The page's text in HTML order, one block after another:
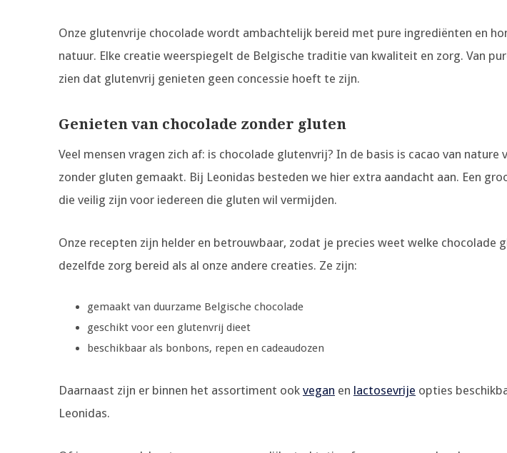
Onze glutenvrije chocolade wordt ambachtelijk bereid met pure ingrediënten en
natuur. Elke creatie weerspiegelt de Belgische traditie van kwaliteit en zorg. Van
zien dat glutenvrij genieten geen concessie hoeft te zijn.
Genieten van chocolade zonder gluten
Veel mensen vragen zich af: is chocolade glutenvrij? In de basis is cacao van
zonder gluten gemaakt. Bij Leonidas besteden we hier extra aandacht aan. Een
die veilig zijn voor iedereen die gluten wil vermijden.
Onze recepten zijn helder en betrouwbaar, zodat je precies weet welke
dezelfde zorg bereid als al onze andere creaties. Ze zijn:
gemaakt van duurzame Belgische chocolade
geschikt voor een glutenvrij dieet
beschikbaar als bonbons, repen en cadeaudozen
Daarnaast zijn er binnen het assortiment ook vegan en lactosevrije opties
Leonidas.